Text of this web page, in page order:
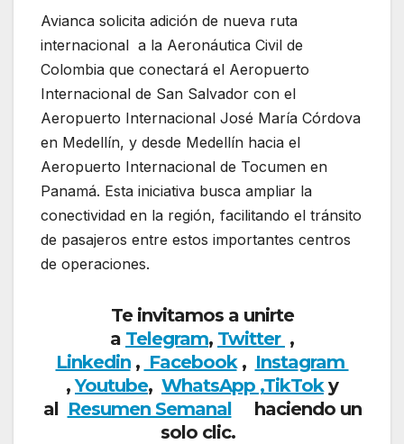
Avianca solicita adición de nueva ruta
internacional a la Aeronáutica Civil de
Colombia que conectará el Aeropuerto
Internacional de San Salvador con el
Aeropuerto Internacional José María Córdova
en Medellín, y desde Medellín hacia el
Aeropuerto Internacional de Tocumen en
Panamá. Esta iniciativa busca ampliar la
conectividad en la región, facilitando el tránsito
de pasajeros entre estos importantes centros
de operaciones.
Te invitamos a unirte
a Telegram, Twitter ,
Linkedin, Facebook, Instagram
,Youtube, WhatsApp ,TikToky
al Resumen Semanalhaciendo un
solo clic.